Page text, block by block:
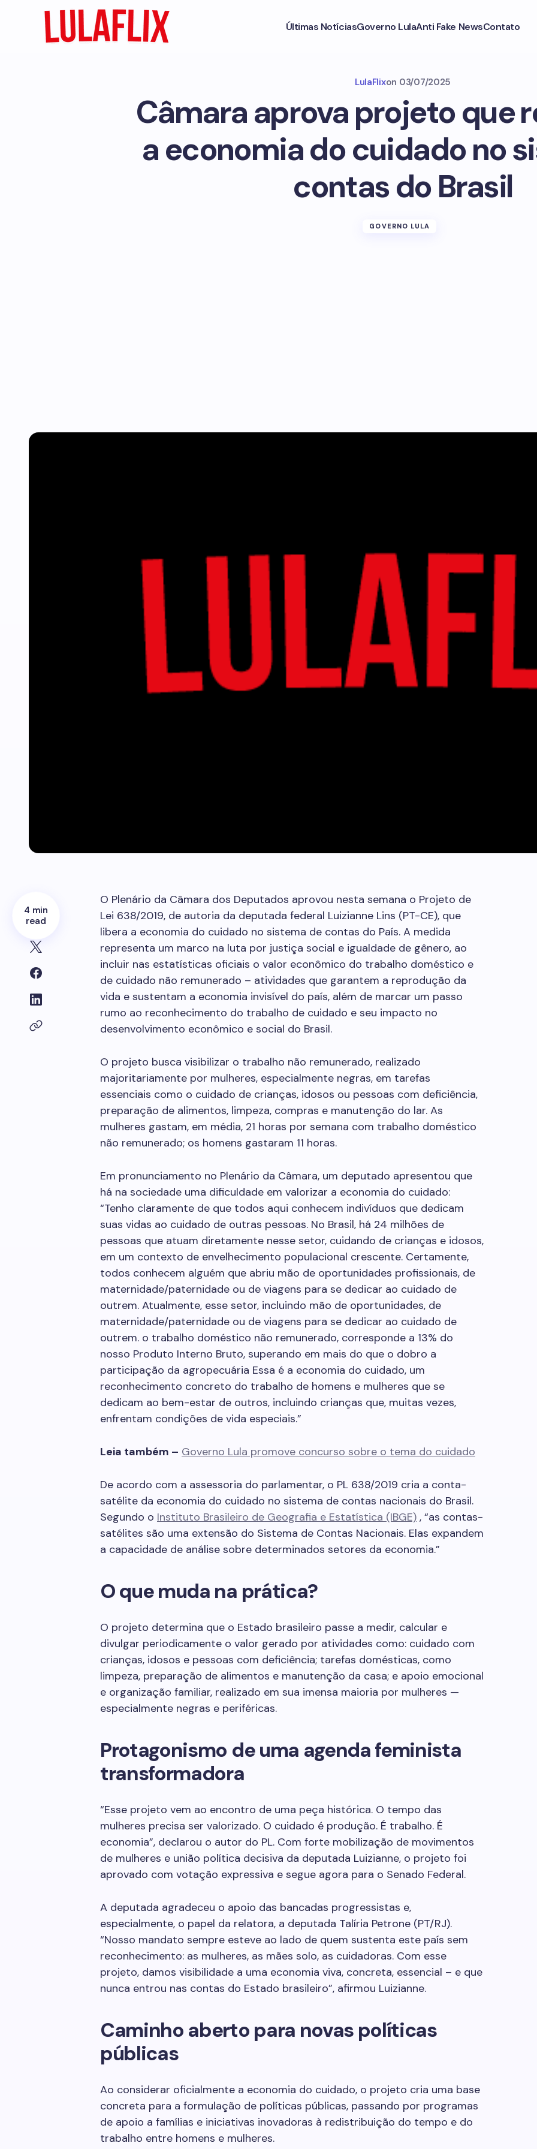
Últimas NotíciasGoverno LulaAnti Fake NewsContato
LulaFlixon 03/07/2025
Câmara aprova projeto que
a economia do cuidado no
contas do Brasil
GOVERNO LULA
4 min
read
O Plenário da Câmara dos Deputados aprovou nesta semana o Projeto de
Lei 638/2019, de autoria da deputada federal Luizianne Lins (PT-CE), que
libera a economia do cuidado no sistema de contas do País. A medida
representa um marco na luta por justiça social e igualdade de gênero, ao
incluir nas estatísticas oficiais o valor econômico do trabalho doméstico e
de cuidado não remunerado – atividades que garantem a reprodução da
vida e sustentam a economia invisível do país, além de marcar um passo
rumo ao reconhecimento do trabalho de cuidado e seu impacto no
desenvolvimento econômico e social do Brasil.
O projeto busca visibilizar o trabalho não remunerado, realizado
majoritariamente por mulheres, especialmente negras, em tarefas
essenciais como o cuidado de crianças, idosos ou pessoas com deficiência,
preparação de alimentos, limpeza, compras e manutenção do lar. As
mulheres gastam, em média, 21 horas por semana com trabalho doméstico
não remunerado; os homens gastaram 11 horas.
Em pronunciamento no Plenário da Câmara, um deputado apresentou que
há na sociedade uma dificuldade em valorizar a economia do cuidado:
“Tenho claramente de que todos aqui conhecem indivíduos que dedicam
suas vidas ao cuidado de outras pessoas. No Brasil, há 24 milhões de
pessoas que atuam diretamente nesse setor, cuidando de crianças e idosos,
em um contexto de envelhecimento populacional crescente. Certamente,
todos conhecem alguém que abriu mão de oportunidades profissionais, de
maternidade/paternidade ou de viagens para se dedicar ao cuidado de
outrem. Atualmente, esse setor, incluindo mão de oportunidades, de
maternidade/paternidade ou de viagens para se dedicar ao cuidado de
outrem. o trabalho doméstico não remunerado, corresponde a 13% do
nosso Produto Interno Bruto, superando em mais do que o dobro a
participação da agropecuária Essa é a economia do cuidado, um
reconhecimento concreto do trabalho de homens e mulheres que se
dedicam ao bem-estar de outros, incluindo crianças que, muitas vezes,
enfrentam condições de vida especiais.”
Leia também – Governo Lula promove concurso sobre o tema do cuidado
De acordo com a assessoria do parlamentar, o PL 638/2019 cria a conta-
satélite da economia do cuidado no sistema de contas nacionais do Brasil.
Segundo o Instituto Brasileiro de Geografia e Estatística (IBGE) , “as contas-
satélites são uma extensão do Sistema de Contas Nacionais. Elas expandem
a capacidade de análise sobre determinados setores da economia.”
O que muda na prática?
O projeto determina que o Estado brasileiro passe a medir, calcular e
divulgar periodicamente o valor gerado por atividades como: cuidado com
crianças, idosos e pessoas com deficiência; tarefas domésticas, como
limpeza, preparação de alimentos e manutenção da casa; e apoio emocional
e organização familiar, realizado em sua imensa maioria por mulheres —
especialmente negras e periféricas.
Protagonismo de uma agenda feminista
transformadora
“Esse projeto vem ao encontro de uma peça histórica. O tempo das
mulheres precisa ser valorizado. O cuidado é produção. É trabalho. É
economia”, declarou o autor do PL. Com forte mobilização de movimentos
de mulheres e união política decisiva da deputada Luizianne, o projeto foi
aprovado com votação expressiva e segue agora para o Senado Federal.
A deputada agradeceu o apoio das bancadas progressistas e,
especialmente, o papel da relatora, a deputada Talíria Petrone (PT/RJ).
“Nosso mandato sempre esteve ao lado de quem sustenta este país sem
reconhecimento: as mulheres, as mães solo, as cuidadoras. Com esse
projeto, damos visibilidade a uma economia viva, concreta, essencial – e que
nunca entrou nas contas do Estado brasileiro”, afirmou Luizianne.
Caminho aberto para novas políticas
públicas
Ao considerar oficialmente a economia do cuidado, o projeto cria uma base
concreta para a formulação de políticas públicas, passando por programas
de apoio a famílias e iniciativas inovadoras à redistribuição do tempo e do
trabalho entre homens e mulheres.